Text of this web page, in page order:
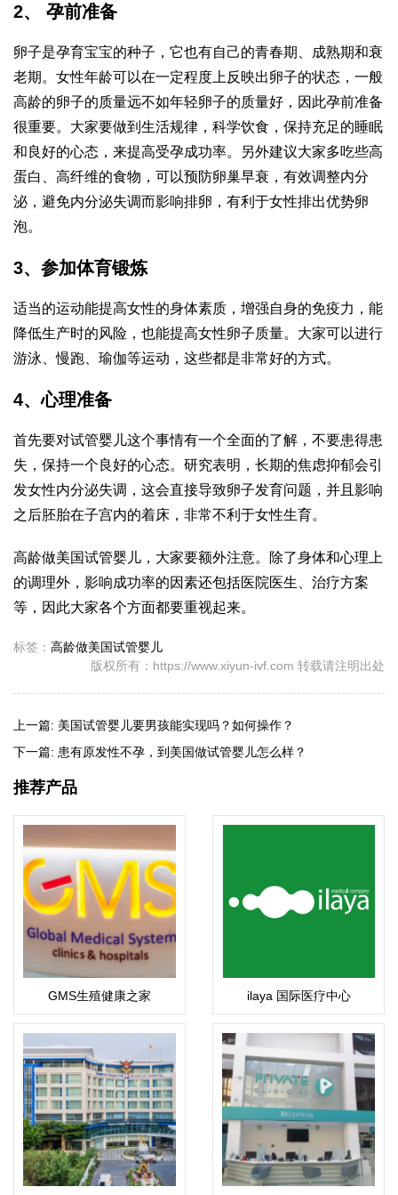
2、 孕前准备
卵子是孕育宝宝的种子，它也有自己的青春期、成熟期和衰
老期。女性年龄可以在一定程度上反映出卵子的状态，一般
高龄的卵子的质量远不如年轻卵子的质量好，因此孕前准备
很重要。大家要做到生活规律，科学饮食，保持充足的睡眠
和良好的心态，来提高受孕成功率。另外建议大家多吃些高
蛋白、高纤维的食物，可以预防卵巢早衰，有效调整内分
泌，避免内分泌失调而影响排卵，有利于女性排出优势卵
泡。
3、参加体育锻炼
适当的运动能提高女性的身体素质，增强自身的免疫力，能
降低生产时的风险，也能提高女性卵子质量。大家可以进行
游泳、慢跑、瑜伽等运动，这些都是非常好的方式。
4、心理准备
首先要对试管婴儿这个事情有一个全面的了解，不要患得患
失，保持一个良好的心态。研究表明，长期的焦虑抑郁会引
发女性内分泌失调，这会直接导致卵子发育问题，并且影响
之后胚胎在子宫内的着床，非常不利于女性生育。
高龄做美国试管婴儿，大家要额外注意。除了身体和心理上
的调理外，影响成功率的因素还包括医院医生、治疗方案
等，因此大家各个方面都要重视起来。
标签： 高龄做美国试管婴儿
版权所有：https://www.xiyun-ivf.com 转载请注明出处
上一篇: 美国试管婴儿要男孩能实现吗？如何操作？
下一篇: 患有原发性不孕，到美国做试管婴儿怎么样？
推荐产品
GMS生殖健康之家 ilaya 国际医疗中心